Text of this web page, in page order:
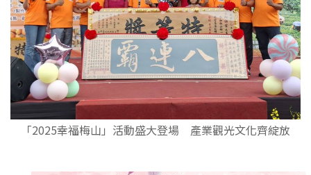
「2025幸福梅山」活動盛大登場 產業觀光文化齊綻放